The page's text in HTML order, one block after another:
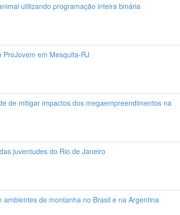
utilizando programação inteira binária
em Mesquita-RJ
de mitigar impactos dos megaempreendimentos na
juventudes do Rio de Janeiro
de montanha no Brasil e na Argentina